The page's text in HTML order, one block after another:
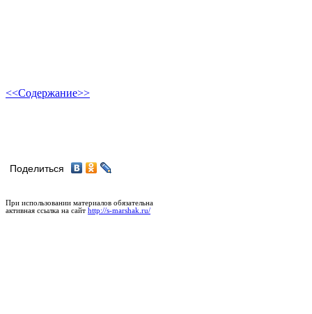
<<Содержание>>
Поделиться
При использовании материалов обязательна
активная ссылка на сайт http://s-marshak.ru/